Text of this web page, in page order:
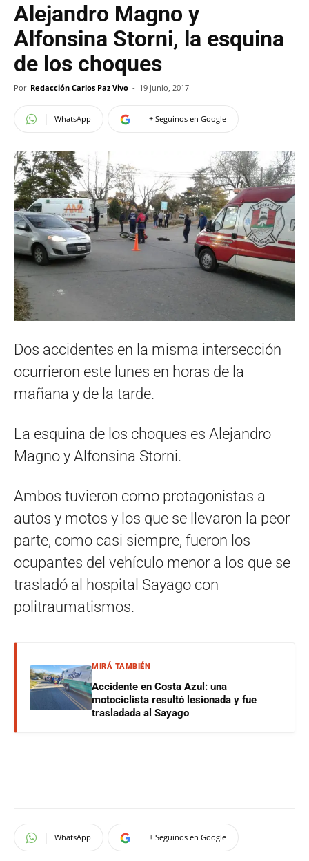
Alejandro Magno y
Alfonsina Storni, la esquina
de los choques
Por Redacción Carlos Paz Vivo - 19 junio, 2017
WhatsApp + Seguinos en Google
Dos accidentes en la misma intersección
ocurrieron este lunes en horas de la
mañana y de la tarde.
La esquina de los choques es Alejandro
Magno y Alfonsina Storni.
Ambos tuvieron como protagonistas a
autos y motos y los que se llevaron la peor
parte, como casi siempre, fueron los
ocupantes del vehículo menor a los que se
trasladó al hospital Sayago con
politraumatismos.
MIRÁ TAMBIÉN
Accidente en Costa Azul: una
motociclista resultó lesionada y fue
trasladada al Sayago
WhatsApp + Seguinos en Google